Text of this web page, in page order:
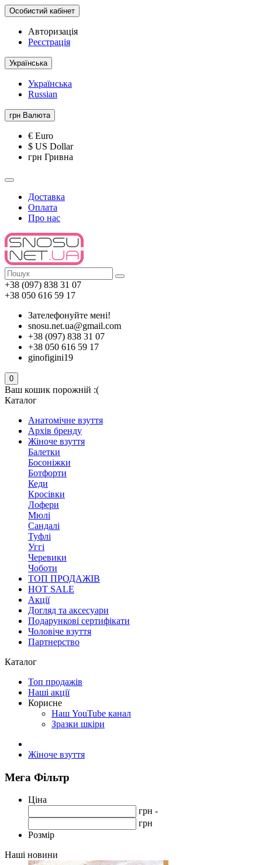
Особистий кабінет
Авторизація
Реєстрація
Українська
Українська
Russian
грн Валюта
€ Euro
$ US Dollar
грн Гривна
Доставка
Оплата
Про нас
+38 (097) 838 31 07
+38 050 616 59 17
Зателефонуйте мені!
snosu.net.ua@gmail.com
+38 (097) 838 31 07
+38 050 616 59 17
ginofigini19
0
Ваш кошик порожній :(
Каталог
Анатомічне взуття
Архів бренду
Жіноче взуття
Балетки
Босоніжки
Ботфорти
Кеди
Кросівки
Лофери
Мюлі
Сандалі
Туфлі
Уггі
Черевики
Чоботи
ТОП ПРОДАЖІВ
HOT SALE
Акції
Догляд та аксесуари
Подарункові сертифікати
Чоловіче взуття
Партнерство
Каталог
Топ продажів
Наші акції
Корисне
Наш YouTube канал
Зразки шкіри
Жіноче взуття
Мега Фільтр
Ціна
грн -
грн
Розмір
Наші новини